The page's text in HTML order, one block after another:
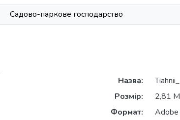
Садово-паркове господарство
Назва:
Розмір:
2,81
Формат:
Adobe